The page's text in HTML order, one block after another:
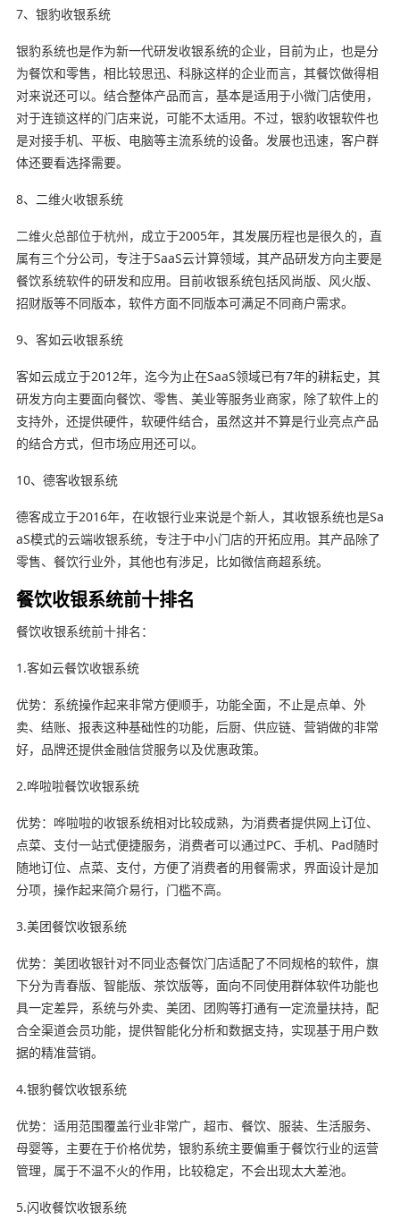
7、银豹收银系统
银豹系统也是作为新一代研发收银系统的企业，目前为止，也是分
为餐饮和零售，相比较思迅、科脉这样的企业而言，其餐饮做得相
对来说还可以。结合整体产品而言，基本是适用于小微门店使用，
对于连锁这样的门店来说，可能不太适用。不过，银豹收银软件也
是对接手机、平板、电脑等主流系统的设备。发展也迅速，客户群
体还要看选择需要。
8、二维火收银系统
二维火总部位于杭州，成立于2005年，其发展历程也是很久的，直
属有三个分公司，专注于SaaS云计算领域，其产品研发方向主要是
餐饮系统软件的研发和应用。目前收银系统包括风尚版、风火版、
招财版等不同版本，软件方面不同版本可满足不同商户需求。
9、客如云收银系统
客如云成立于2012年，迄今为止在SaaS领域已有7年的耕耘史，其
研发方向主要面向餐饮、零售、美业等服务业商家，除了软件上的
支持外，还提供硬件，软硬件结合，虽然这并不算是行业亮点产品
的结合方式，但市场应用还可以。
10、德客收银系统
德客成立于2016年，在收银行业来说是个新人，其收银系统也是Sa
aS模式的云端收银系统，专注于中小门店的开拓应用。其产品除了
零售、餐饮行业外，其他也有涉足，比如微信商超系统。
餐饮收银系统前十排名
餐饮收银系统前十排名：
1.客如云餐饮收银系统
优势：系统操作起来非常方便顺手，功能全面，不止是点单、外
卖、结账、报表这种基础性的功能，后厨、供应链、营销做的非常
好，品牌还提供金融信贷服务以及优惠政策。
2.哗啦啦餐饮收银系统
优势：哗啦啦的收银系统相对比较成熟，为消费者提供网上订位、
点菜、支付一站式便捷服务，消费者可以通过PC、手机、Pad随时
随地订位、点菜、支付，方便了消费者的用餐需求，界面设计是加
分项，操作起来简介易行，门槛不高。
3.美团餐饮收银系统
优势：美团收银针对不同业态餐饮门店适配了不同规格的软件，旗
下分为青春版、智能版、茶饮版等，面向不同使用群体软件功能也
具一定差异，系统与外卖、美团、团购等打通有一定流量扶持，配
合全渠道会员功能，提供智能化分析和数据支持，实现基于用户数
据的精准营销。
4.银豹餐饮收银系统
优势：适用范围覆盖行业非常广，超市、餐饮、服装、生活服务、
母婴等，主要在于价格优势，银豹系统主要偏重于餐饮行业的运营
管理，属于不温不火的作用，比较稳定，不会出现太大差池。
5.闪收餐饮收银系统